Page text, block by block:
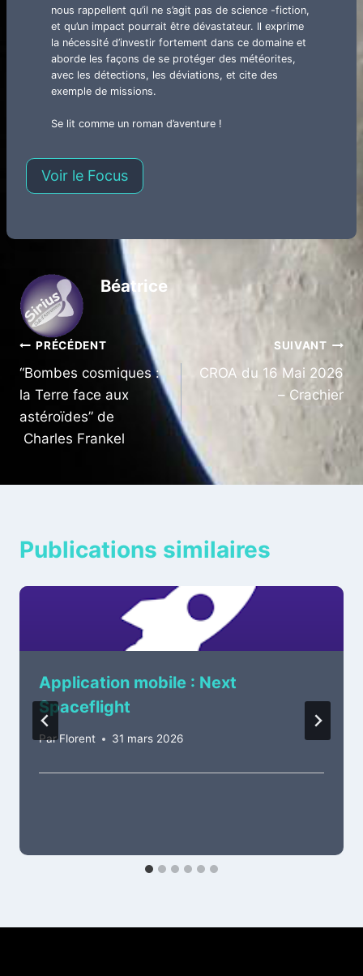
nous rappellent qu’il ne s’agit pas de science -fiction,
et qu’un impact pourrait être dévastateur. Il exprime
la nécessité d’investir fortement dans ce domaine et
aborde les façons de se protéger des météorites,
avec les détections, les déviations, et cite des
exemple de missions.
Se lit comme un roman d’aventure !
Voir le Focus
Béatrice
Navigation
de
l’article
PRÉCÉDENT
“Bombes cosmiques :
la Terre face aux
astéroïdes” de
Charles Frankel
SUIVANT
CROA du 16 Mai 2026
– Crachier
Publications similaires
Application mobile : Next
Spaceflight
Par Florent 31 mars 2026